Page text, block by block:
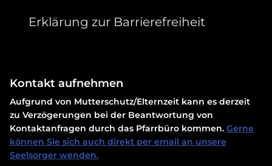
Erklärung zur Barrierefreiheit
Kontakt aufnehmen
Aufgrund von Mutterschutz/Elternzeit kann es derzeit
zu Verzögerungen bei der Beantwortung von
Kontaktanfragen durch das Pfarrbüro kommen. Gerne
können Sie sich auch direkt per email an unsere
Seelsorger wenden.